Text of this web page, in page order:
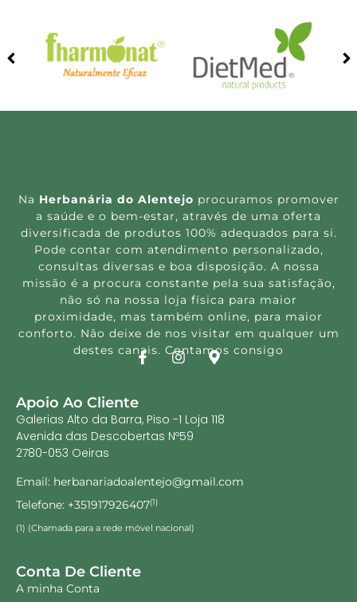
Na Herbanária do Alentejo procuramos promover
a saúde e o bem-estar, através de uma oferta
diversificada de produtos 100% adequados para si.
Pode contar com atendimento personalizado,
consultas diversas e boa disposição. A nossa
missão é a procura constante pela sua satisfação,
não só na nossa loja física para maior
proximidade, mas também online, para maior
conforto. Não deixe de nos visitar em qualquer um
destes canais. Contamos consigo
Apoio Ao Cliente
Galerias Alto da Barra, Piso -1 Loja 118
Avenida das Descobertas Nº59
2780-053 Oeiras
Email: herbanariadoalentejo@gmail.com
Telefone: +351917926407(1)
(1) (Chamada para a rede móvel nacional)
Conta De Cliente
A minha Conta